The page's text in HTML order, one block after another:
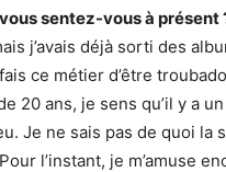
sentez-vous à présent
j’avais déjà sorti des
ce métier d’être
20 ans, je sens qu’il y a
Je ne sais pas de quoi la
l’instant, je m’amuse